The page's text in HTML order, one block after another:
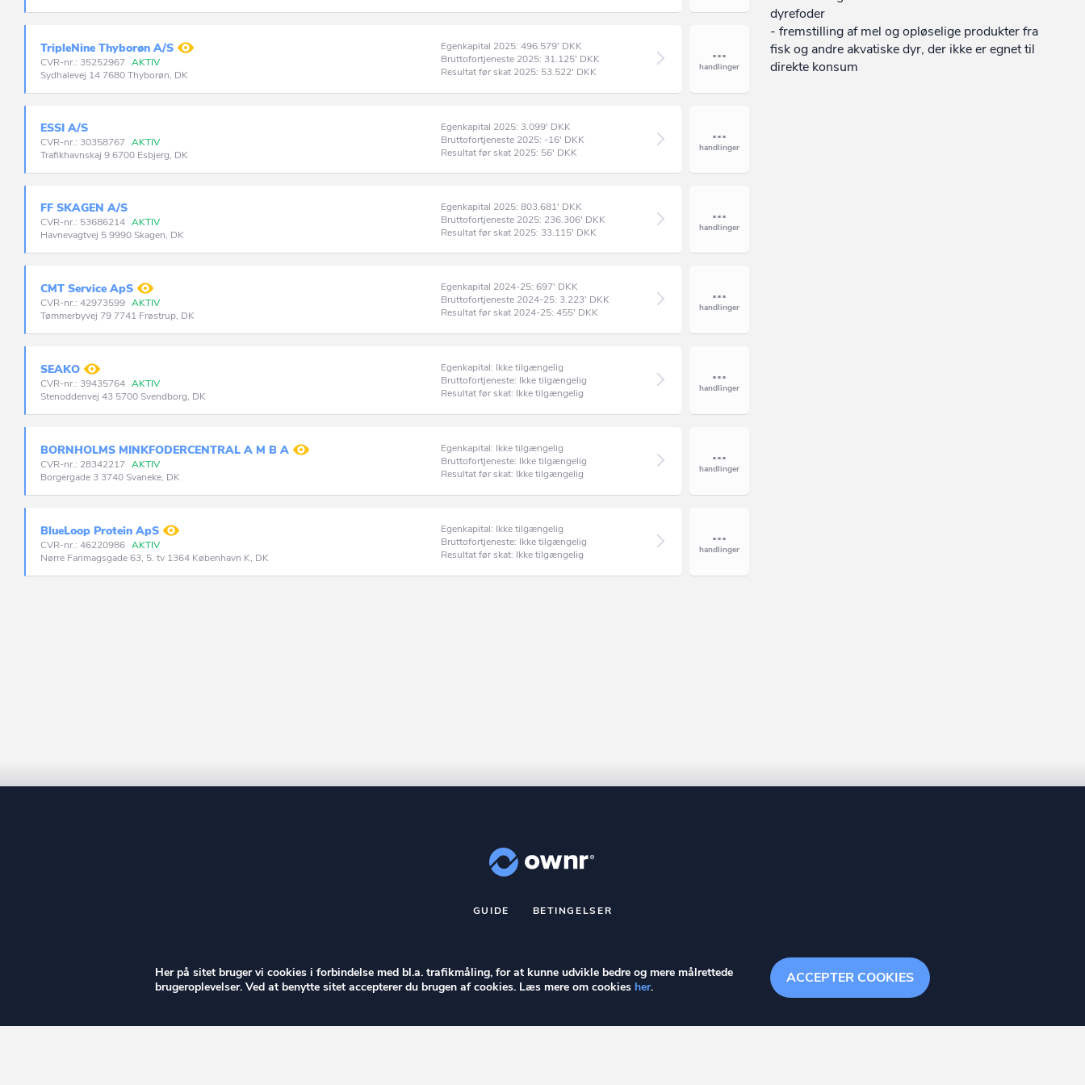
TripleNine Thyborøn A/S
CVR-nr.: 35252967 AKTIV
Sydhalevej 14 7680 Thyborøn, DK
Egenkapital 2025: 496.579' DKK
Bruttofortjeneste 2025: 31.125' DKK
Resultat før skat 2025: 53.522' DKK
ESSI A/S
CVR-nr.: 30358767 AKTIV
Trafikhavnskaj 9 6700 Esbjerg, DK
Egenkapital 2025: 3.099' DKK
Bruttofortjeneste 2025: -16' DKK
Resultat før skat 2025: 56' DKK
FF SKAGEN A/S
CVR-nr.: 53686214 AKTIV
Havnevagtvej 5 9990 Skagen, DK
Egenkapital 2025: 803.681' DKK
Bruttofortjeneste 2025: 236.306' DKK
Resultat før skat 2025: 33.115' DKK
CMT Service ApS
CVR-nr.: 42973599 AKTIV
Tømmerbyvej 79 7741 Frøstrup, DK
Egenkapital 2024-25: 697' DKK
Bruttofortjeneste 2024-25: 3.223' DKK
Resultat før skat 2024-25: 455' DKK
SEAKO
CVR-nr.: 39435764 AKTIV
Stenoddenvej 43 5700 Svendborg, DK
Egenkapital: Ikke tilgængelig
Bruttofortjeneste: Ikke tilgængelig
Resultat før skat: Ikke tilgængelig
BORNHOLMS MINKFODERCENTRAL A M B A
CVR-nr.: 28342217 AKTIV
Borgergade 3 3740 Svaneke, DK
Egenkapital: Ikke tilgængelig
Bruttofortjeneste: Ikke tilgængelig
Resultat før skat: Ikke tilgængelig
BlueLoop Protein ApS
CVR-nr.: 46220986 AKTIV
Nørre Farimagsgade 63, 5. tv 1364 København K, DK
Egenkapital: Ikke tilgængelig
Bruttofortjeneste: Ikke tilgængelig
Resultat før skat: Ikke tilgængelig
dyrefoder
- fremstilling af mel og opløselige produkter fra
fisk og andre akvatiske dyr, der ikke er egnet til
direkte konsum
GUIDE BETINGELSER
Stationsparken 26. 2., 2600 Glostrup, info@ownr.dk
ACCEPTER COOKIES
Her på sitet bruger vi cookies i forbindelse med bl.a. trafikmåling, for at kunne udvikle bedre og mere målrettede
brugeroplevelser. Ved at benytte sitet accepterer du brugen af cookies. Læs mere om cookies her.